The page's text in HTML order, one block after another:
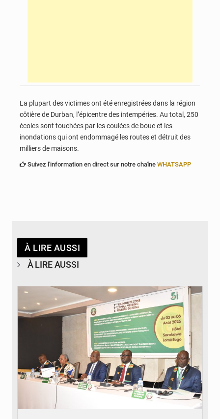
La plupart des victimes ont été enregistrées dans la région
côtière de Durban, l’épicentre des intempéries. Au total, 250
écoles sont touchées par les coulées de boue et les
inondations qui ont endommagé les routes et détruit des
milliers de maisons.
Suivez l'information en direct sur notre chaîne WHATSAPP
À LIRE AUSSI
À LIRE AUSSI